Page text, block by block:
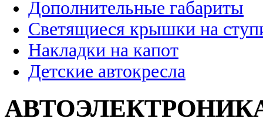
Дополнительные габариты
Светящиеся крышки на
Накладки на капот
Детские автокресла